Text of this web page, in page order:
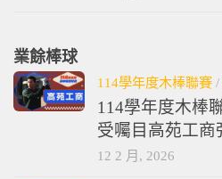
業餘棒球
114學年度木棒聯賽 /
114學年度木棒
受囑目高苑工商
12 2 月, 2026